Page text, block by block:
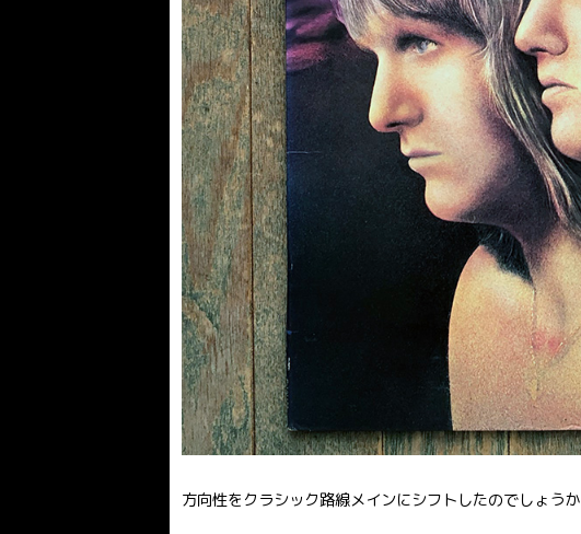
方向性をクラシック路線メインにシフトしたのでしょうか